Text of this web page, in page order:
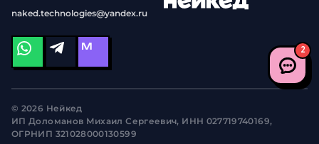
naked.technologies@yandex.ru
M
© 2026 Нейкед
ИП Доломанов Михаил Сергеевич, ИНН 027719740169,
ОГРНИП 321028000130599
2